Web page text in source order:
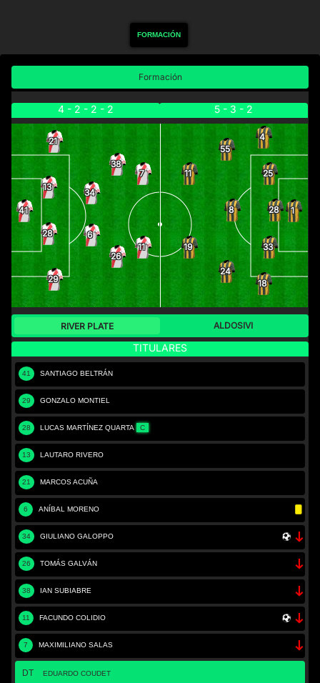
FORMACIÓN
Formación
4 - 2 - 2 - 2
41
21
13
28
29
34
6
38
26
7
11
5 - 3 - 2
1
4
25
28
33
18
55
8
24
11
19
RIVER PLATE ALDOSIVI
TITULARES
41 SANTIAGO BELTRÁN
29 GONZALO MONTIEL
28 LUCAS MARTÍNEZ QUARTA C
13 LAUTARO RIVERO
21 MARCOS ACUÑA
6 ANÍBAL MORENO
34 GIULIANO GALOPPO
26 TOMÁS GALVÁN
38 IAN SUBIABRE
11 FACUNDO COLIDIO
7 MAXIMILIANO SALAS
DT EDUARDO COUDET